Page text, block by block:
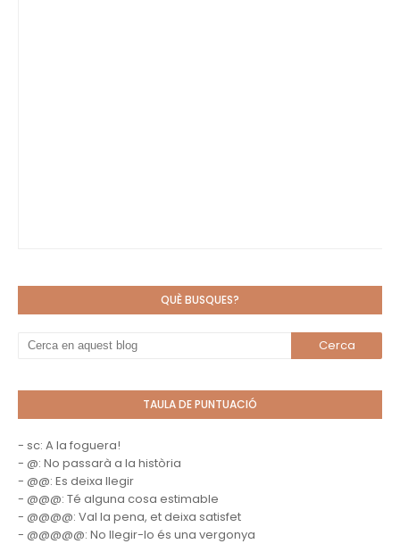
QUÈ BUSQUES?
TAULA DE PUNTUACIÓ
- sc: A la foguera!
- @: No passarà a la història
- @@: Es deixa llegir
- @@@: Té alguna cosa estimable
- @@@@: Val la pena, et deixa satisfet
- @@@@@: No llegir-lo és una vergonya